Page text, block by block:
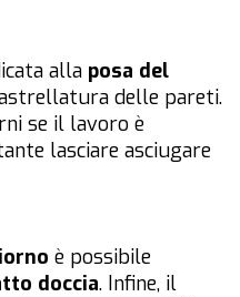
alla posa del
delle pareti.
se il lavoro è
lasciare asciugare
è possibile
doccia. Infine, il